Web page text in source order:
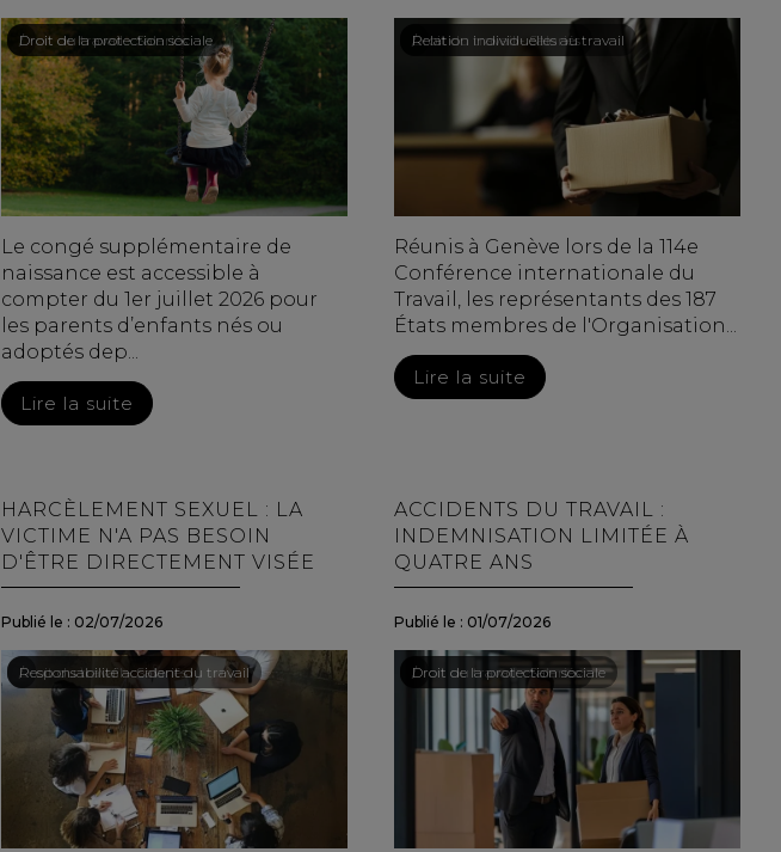
Droit du travail - Salariés
/Droit de la protection sociale
Le congé supplémentaire de
naissance est accessible à
compter du 1er juillet 2026 pour
les parents d’enfants nés ou
adoptés dep...
Lire la suite
Droit du travail - Salariés
/Relation individuelles au travail
Réunis à Genève lors de la 114e
Conférence internationale du
Travail, les représentants des 187
États membres de l'Organisation...
Lire la suite
HARCÈLEMENT SEXUEL : LA
VICTIME N'A PAS BESOIN
D'ÊTRE DIRECTEMENT VISÉE
Publié le : 02/07/2026
Droit du travail - Salariés
/Responsabilité accident du travail
ACCIDENTS DU TRAVAIL :
INDEMNISATION LIMITÉE À
QUATRE ANS
Publié le : 01/07/2026
Droit du travail - Salariés
/Droit de la protection sociale